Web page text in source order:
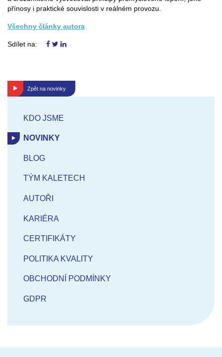
přínosy i praktické souvislosti v reálném provozu.
Všechny články autora
Sdílet na:
Zpět na novinky
KDO JSME
NOVINKY
BLOG
TÝM KALETECH
AUTOŘI
KARIÉRA
CERTIFIKÁTY
POLITIKA KVALITY
OBCHODNÍ PODMÍNKY
GDPR